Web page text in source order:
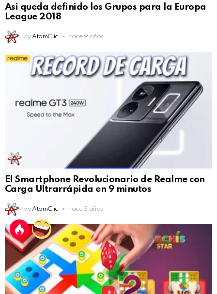
Asi queda definido los Grupos para la Europa
League 2018
by AtomClic hace 9 años
El Smartphone Revolucionario de Realme con
Carga Ultrarrápida en 9 minutos
by AtomClic hace 3 años